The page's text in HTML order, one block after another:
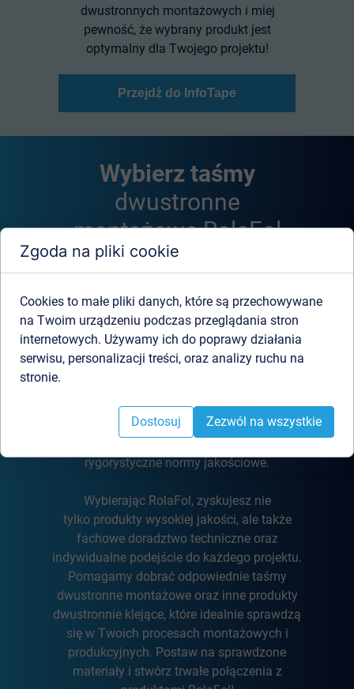
Przejdź do InfoTape
dwustronnych montażowych i miej
pewność, że wybrany produkt jest
optymalny dla Twojego projektu!
Wybierz taśmy
dwustronne
montażowe RolaFol
Jako ekspert w dziedzinie technologii
dwustronnie klejących, RolaFol dostarcza
niezawodne rozwiązania dla przemysłu,
reklamy, poligrafii oraz budownictwa. Nasza
oferta profesjonalnych materiałów
najwyższej trwałości i odporności na
czynniki zewnętrzne. Dbamy o to, aby każdy
rygorystyczne normy jakościowe.
Wybierając RolaFol, zyskujesz nie
tylko produkty wysokiej jakości, ale także
fachowe doradztwo techniczne oraz
indywidualne podejście do każdego projektu.
Pomagamy dobrać odpowiednie taśmy
dwustronne montażowe oraz inne produkty
dwustronnie klejące, które idealnie sprawdzą
się w Twoich procesach montażowych i
produkcyjnych. Postaw na sprawdzone
materiały i stwórz trwałe połączenia z
Zgoda na pliki cookie
Cookies to małe pliki danych, które są przechowywane
na Twoim urządzeniu podczas przeglądania stron
internetowych. Używamy ich do poprawy działania
serwisu, personalizacji treści, oraz analizy ruchu na
stronie.
Dostosuj Zezwól na wszystkie